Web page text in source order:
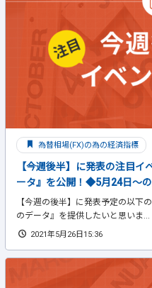
為替相場(FX)の為の経済指標
【今週後半】に発表の注目
ータ』を公開！◆5月24日～
【今週の後半】に発表予定の以下
のデータ』を提供したいと思いま...
2021年5月26日15:36